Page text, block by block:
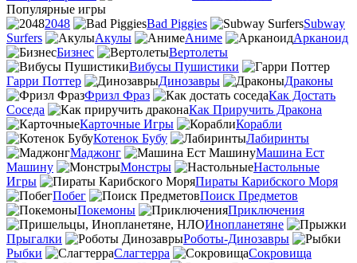
Популярные игры
2048
Bad Piggies
Subway
Surfers
Акулы Аниме
Арканоид
Бизнес
Вертолеты
Вибусы Пушистики
Гарри Поттер
Динозавры
Драконы
Фризл Фраз
Как Достать
Соседа
Как Приручить Дракона
Карточные Игры
Корабли
Котенок Бубу
Лабиринты
Маджонг
Машина Ест
Машину
Монстры
Настольные
Игры
Пираты Карибского Моря
Побег
Поиск Предметов
Покемоны
Приключения
Инопланетяне
Прыгалки
Роботы-Динозавры
Рыбки
Слагтерра
Сокровища